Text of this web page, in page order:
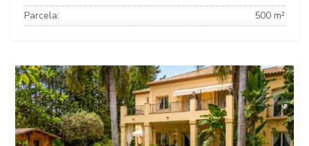
Parcela:
500 m²